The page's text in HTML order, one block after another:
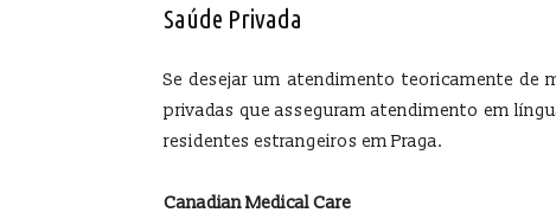
Saúde Privada
Se desejar um atendimento teoricamente de
privadas que asseguram atendimento em
residentes estrangeiros em Praga.
Canadian Medical Care